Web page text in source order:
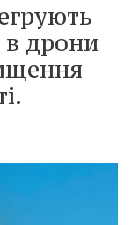
в дрони